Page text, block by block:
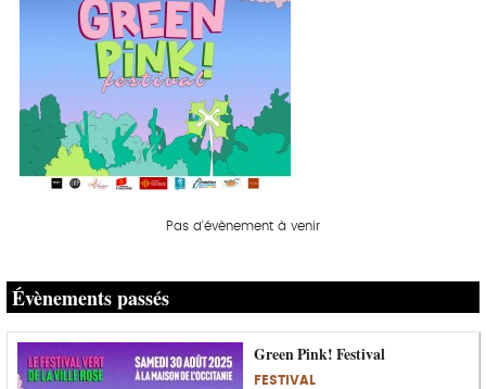
Pas d'évènement à venir
Évènements passés
Green Pink! Festival
FESTIVAL